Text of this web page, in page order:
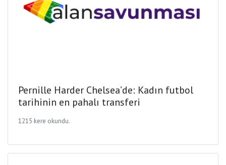
Pernille Harder Chelsea’de: Kadın futbol
tarihinin en pahalı transferi
1215 kere okundu.